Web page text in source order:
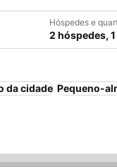
Hóspedes e
2 hóspedes,
da cidade Pequeno-